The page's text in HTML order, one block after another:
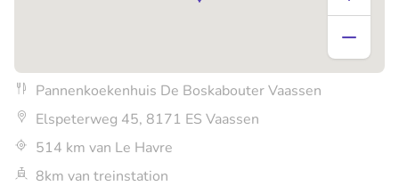
Pannenkoekenhuis De Boskabouter Vaassen
Elspeterweg 45, 8171 ES Vaassen
514 km van Le Havre
8km van treinstation